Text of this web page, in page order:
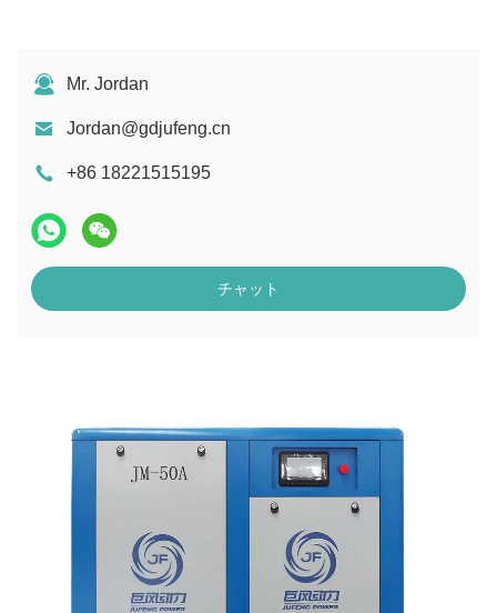
Mr. Jordan
Jordan@gdjufeng.cn
+86 18221515195
チャット